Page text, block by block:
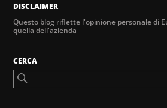
DISCLAIMER
Questo blog riflette l'opinione personale di
quella dell'azienda
CERCA